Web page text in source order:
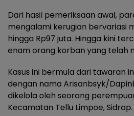
Dari hasil pemeriksaan awal,
mengalami kerugian bervariasi
hingga Rp97 juta. Hingga kini
enam orang korban yang telah
Kasus ini bermula dari tawaran
dengan nama Arisanbsyk/
dikelola oleh seorang
Kecamatan Tellu Limpoe, Sidrap.